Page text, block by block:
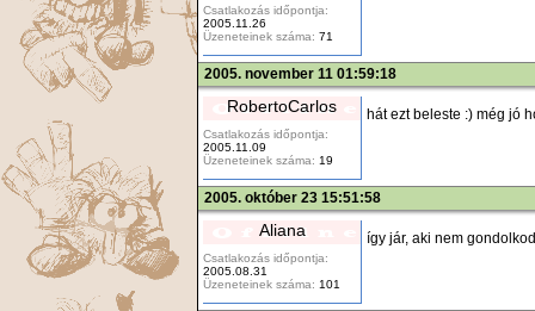
Csatlakozás időpontja:
2005.11.26
Üzeneteinek száma: 71
2005. november 11 01:59:18
RobertoCarlos
Csatlakozás időpontja:
2005.11.09
Üzeneteinek száma: 19
hát ezt beleste :) még jó
2005. október 23 15:51:58
Aliana
Csatlakozás időpontja:
2005.08.31
Üzeneteinek száma: 101
így jár, aki nem